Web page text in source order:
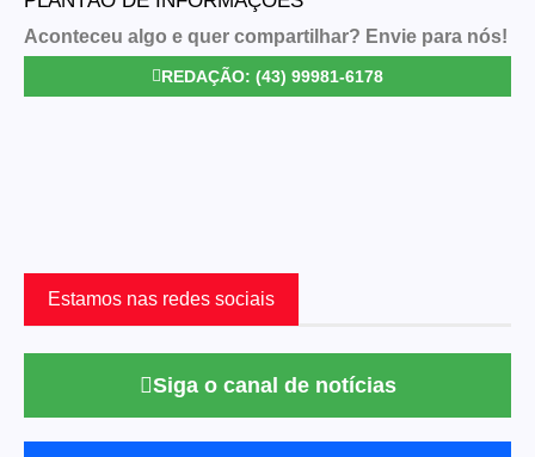
Aconteceu algo e quer compartilhar? Envie para nós!
REDAÇÃO: (43) 99981-6178
Estamos nas redes sociais
Siga o canal de notícias